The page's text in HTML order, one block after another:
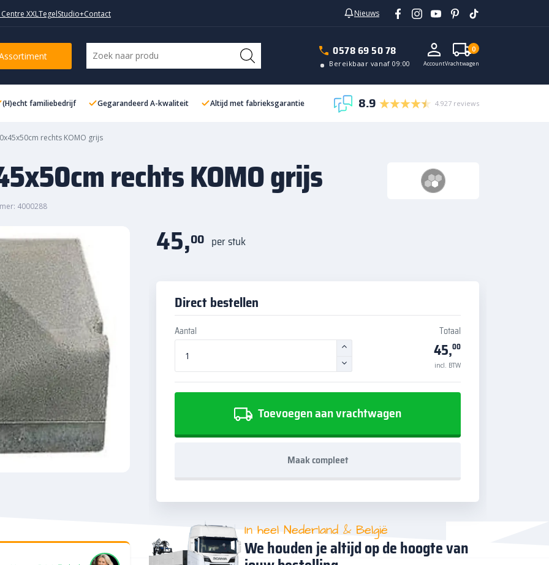
XXLTegelStudio+Contact Nieuws
0578 69 50 78
Bereikbaar vanaf 09:00 AccountVrachtwagen
0
(H)echt familiebedrijf Gegarandeerd A-kwaliteit Altijd met fabrieksgarantie 8.9 4.927 reviews
rechts KOMO grijs
rechts KOMO grijs
4000288
45,00 per stuk
Direct bestellen
Aantal Totaal
45,00
incl. BTW
Toevoegen aan vrachtwagen
Maak compleet
In heel Nederland & België
We houden je altijd op de hoogte van
grijs In vrachtwagen